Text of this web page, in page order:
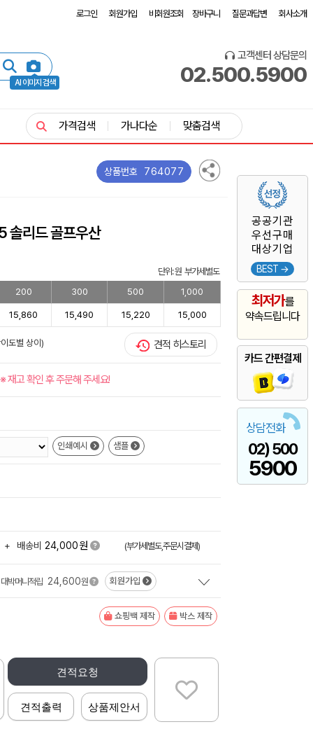
로그인 회원가입 비회원조회 장바구니 질문과답변 회사소개
AI 이미지 검색
고객센터 상담문의
02.500.5900
공공기관
우선구매
대상기업
BEST →
최저가를
약속드립니다
카드 간편결제
상담전화
02) 500
5900
가격검색 가나다순 맞춤검색
상품번호 764077
솔리드 골프우산
단위: 원 부가세별도
200
300 500 1,000
15,860 15,490 15,220 15,000
도별 상이) 견적 히스토리
※ 재고 확인 후 주문해 주세요!
인쇄예시 샘플
+ 배송비 24,000원 (부가세별도,주문시결제)
대박머니적립 24,600원 회원가입
쇼핑백 제작 박스 제작
견적요청
견적출력 상품제안서